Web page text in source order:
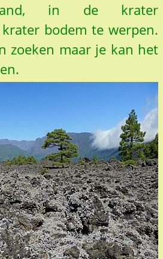
in de krater
bodem te werpen.
zoeken maar je kan het